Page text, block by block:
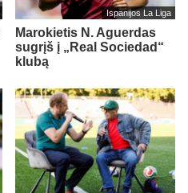
Ispanijos La Liga
Marokietis N. Aguerdas
sugrįš į „Real Sociedad“
klubą